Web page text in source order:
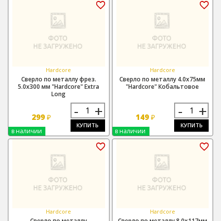
Hardcore
Сверло по металлу фрез.
5.0х300 мм "Hardcore" Extra
Long
299₽ - +
КУПИТЬ
в наличии
Hardcore
Сверло по металлу 4.0х75мм
"Hardcore" Кобальтовое
149 ₽ - +
КУПИТЬ
в наличии
Hardcore Hardcore